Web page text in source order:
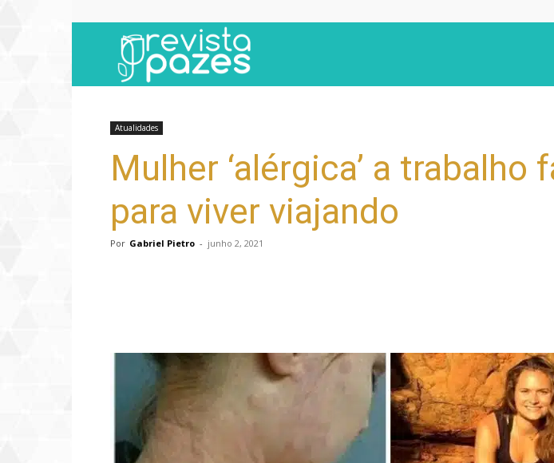
Atualidades
Mulher ‘alérgica’ a trabalho
para viver viajando
Por Gabriel Pietro - junho 2, 2021